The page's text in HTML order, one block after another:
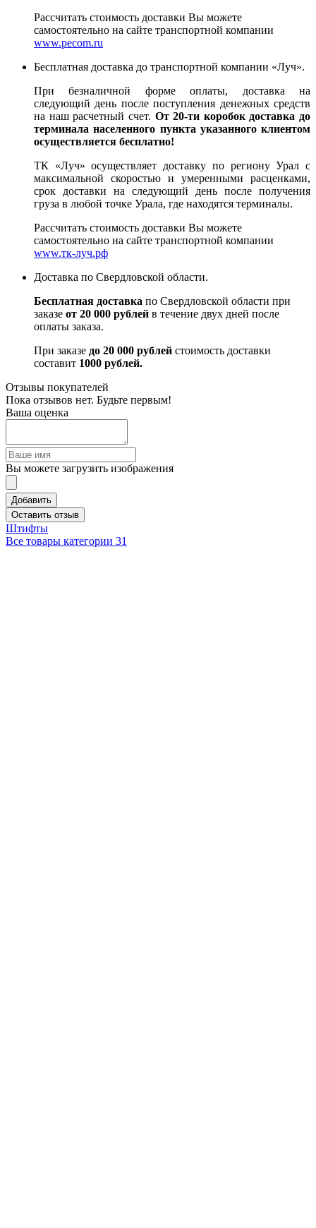
Рассчитать стоимость доставки Вы можете
самостоятельно на сайте транспортной компании
www.pecom.ru
Бесплатная доставка до транспортной компании «Луч».
При безналичной форме оплаты, доставка на
следующий день после поступления денежных средств
на наш расчетный счет. От 20-ти коробок доставка до
терминала населенного пункта указанного клиентом
осуществляется бесплатно!
ТК «Луч» осуществляет доставку по региону Урал с
максимальной скоростью и умеренными расценками,
срок доставки на следующий день после получения
груза в любой точке Урала, где находятся терминалы.
Рассчитать стоимость доставки Вы можете
самостоятельно на сайте транспортной компании
www.тк-луч.рф
Доставка по Свердловской области.
Бесплатная доставка по Свердловской области при
заказе от 20 000 рублей в течение двух дней после
оплаты заказа.
При заказе до 20 000 рублей стоимость доставки
составит 1000 рублей.
Отзывы покупателей
Пока отзывов нет. Будьте первым!
Ваша оценка
Вы можете загрузить изображения
Добавить
Оставить отзыв
Штифты
Все товары категории 31